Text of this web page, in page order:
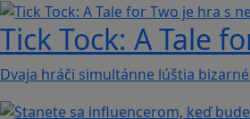
Tick Tock: A Tale
Dvaja hráči simultánne lúštia